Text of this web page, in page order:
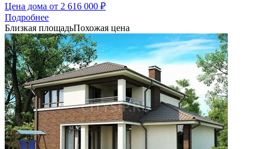
Цена дома от 2 616 000 ₽
Подробнее
Близкая площадьПохожая цена